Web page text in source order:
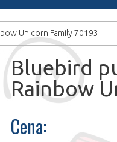
Unicorn Family 70193
Bluebird
Rainbow
Cena: